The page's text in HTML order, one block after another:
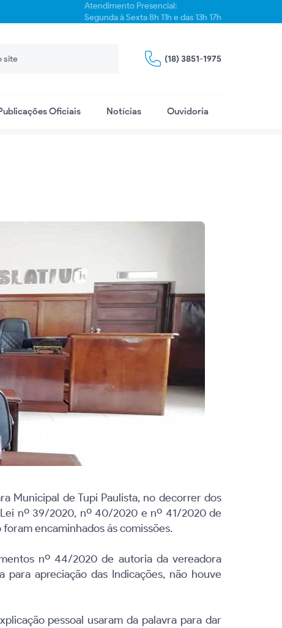
Atendimento Presencial:
Segunda à Sexta 8h 11h e das 13h 17h
(18) 3851-1975
Oficiais Notícias Ouvidoria
Municipal de Tupi Paulista, no decorrer dos
nº 39/2020, nº 40/2020 e nº 41/2020 de
encaminhados ás comissões.
nº 44/2020 de autoria da vereadora
apreciação das Indicações, não houve
pessoal usaram da palavra para dar